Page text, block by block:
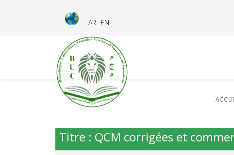
AR EN
Titre : QCM corrigées et